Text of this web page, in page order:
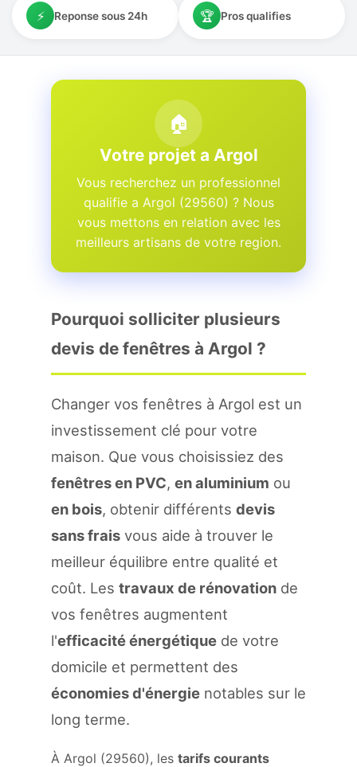
⚡ Reponse sous 24h 🏆 Pros qualifies
🏠
Votre projet a Argol
Vous recherchez un professionnel
qualifie a Argol (29560) ? Nous
vous mettons en relation avec les
meilleurs artisans de votre region.
Pourquoi solliciter plusieurs
devis de fenêtres à Argol ?
Changer vos fenêtres à Argol est un
investissement clé pour votre
maison. Que vous choisissiez des
fenêtres en PVC, en aluminium ou
en bois, obtenir différents devis
sans frais vous aide à trouver le
meilleur équilibre entre qualité et
coût. Les travaux de rénovation de
vos fenêtres augmentent
l'efficacité énergétique de votre
domicile et permettent des
économies d'énergie notables sur le
long terme.
À Argol (29560), les tarifs courants